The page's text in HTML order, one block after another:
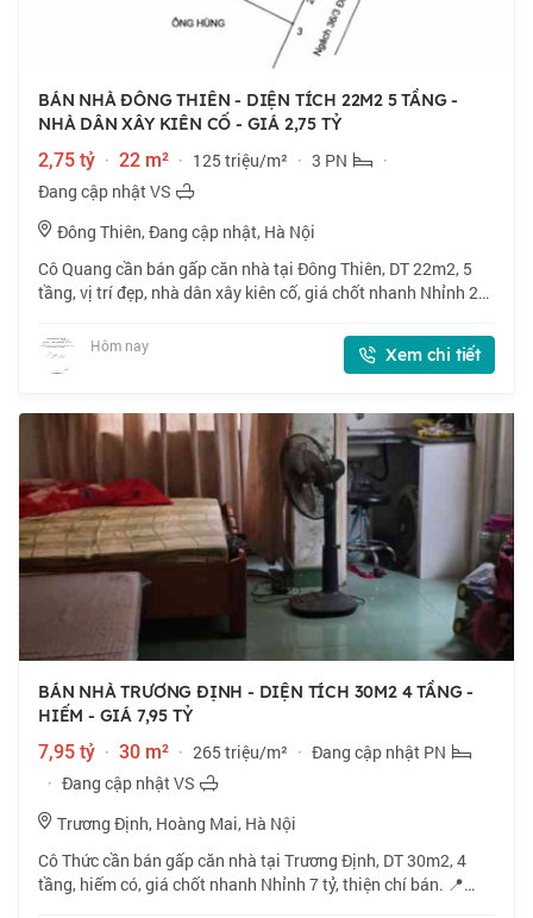
BÁN NHÀ ĐÔNG THIÊN - DIỆN TÍCH 22M2 5 TẦNG -
NHÀ DÂN XÂY KIÊN CỐ - GIÁ 2,75 TỶ
2,75 tỷ · 22 m² · 125 triệu/m² · 3 PN
·
Đang cập nhật VS
Đông Thiên, Đang cập nhật, Hà Nội
Cô Quang cần bán gấp căn nhà tại Đông Thiên, DT 22m2, 5
tầng, vị trí đẹp, nhà dân xây kiên cố, giá chốt nhanh Nhỉnh 2
cố. 🏠 22m2 x 5 tầng,
Hôm nay Xem chi tiết
BÁN NHÀ TRƯƠNG ĐỊNH - DIỆN TÍCH 30M2 4 TẦNG -
HIẾM - GIÁ 7,95 TỶ
7,95 tỷ · 30 m² · 265 triệu/m² · Đang cập nhật PN
· Đang cập nhật VS
Trương Định, Hoàng Mai, Hà Nội
Cô Thức cần bán gấp căn nhà tại Trương Định, DT 30m2, 4
tầng, hiếm có, giá chốt nhanh Nhỉnh 7 tỷ, thiện chí bán. 📍